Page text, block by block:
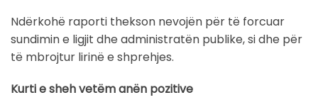
Ndërkohë raporti thekson nevojën për të forcuar
sundimin e ligjit dhe administratën publike, si dhe për
të mbrojtur lirinë e shprehjes.
Kurti e sheh vetëm anën pozitive